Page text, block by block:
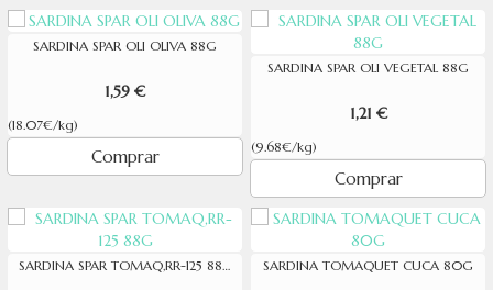
SARDINA SPAR OLI OLIVA 88G
1,59 €
(18.07€/kg)
Comprar
SARDINA SPAR OLI VEGETAL 88G
1,21 €
(9.68€/kg)
Comprar
SARDINA SPAR TOMAQ,RR-125 88G SARDINA TOMAQUET CUCA 80G